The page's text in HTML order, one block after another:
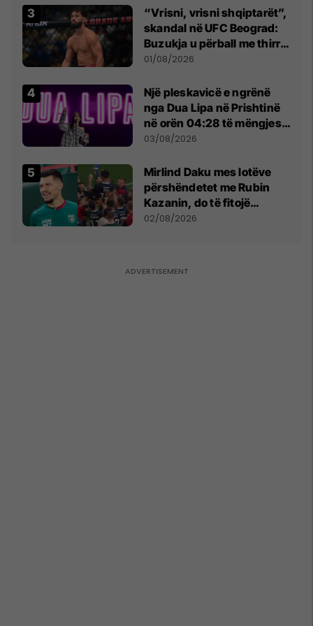
“Vrisni, vrisni shqiptarët”,
skandal në UFC Beograd:
Buzukja u përball me thirrje
anti-shqiptare nga
01/08/2026
Një pleskavicë e ngrënë
nga Dua Lipa në Prishtinë
në orën 04:28 të mëngjesit
- dhe bota digjitale serbe
03/08/2026
Mirlind Daku mes lotëve
përshëndetet me Rubin
Kazanin, do të fitojë
miliona te Spartak Moska
02/08/2026